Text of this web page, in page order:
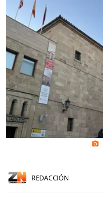
photo_camera
REDACCIÓN